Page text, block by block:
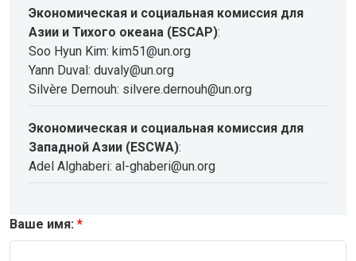
Экономическая и социальная комиссия для
Азии и Тихого океана (ESCAP):
Soo Hyun Kim: kim51@un.org
Yann Duval: duvaly@un.org
Silvère Dernouh: silvere.dernouh@un.org
Экономическая и социальная комиссия для
Западной Азии (ESCWA):
Adel Alghaberi: al-ghaberi@un.org
Ваше имя: